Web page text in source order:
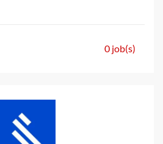
0 job(s)